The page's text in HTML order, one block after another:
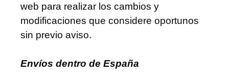
web para realizar los cambios y
modificaciones que considere oportunos
sin previo aviso.
Envíos dentro de España